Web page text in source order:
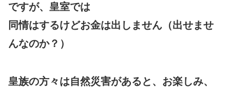
ですが、皇室では
同情はするけどお金は出しません（出せませ
んなのか？）
皇族の方々は自然災害があると、お楽しみ、